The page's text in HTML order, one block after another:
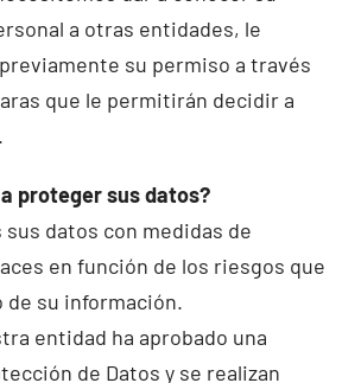
a otras entidades, le
su permiso a través
que le permitirán decidir a
proteger sus datos?
datos con medidas de
en función de los riesgos que
de su información.
entidad ha aprobado una
de Datos y se realizan